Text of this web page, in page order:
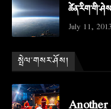
July 11, 2013
སྤེལ་གསར་ཤོས།